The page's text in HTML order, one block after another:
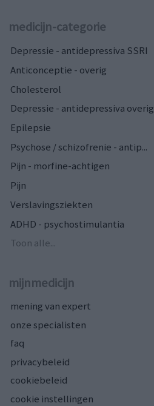
medicijn-categorie
Depressie - antidepressiva SSRI
Anticonceptie - overig
Cholesterol
Depressie - antidepressiva overig
Epilepsie
Psychose / schizofrenie - antip...
Pijn - morfine-achtigen
Pijn
Verslavingsziekten
ADHD - psychostimulantia
Toon alle...
mijnmedicijn
mening van expert
onze specialisten
faq
privacybeleid
cookiebeleid
cookie instellingen